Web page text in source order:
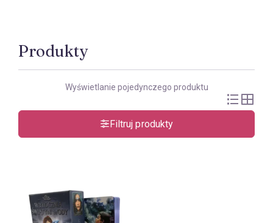
Produkty
Wyświetlanie pojedynczego produktu
Filtruj produkty